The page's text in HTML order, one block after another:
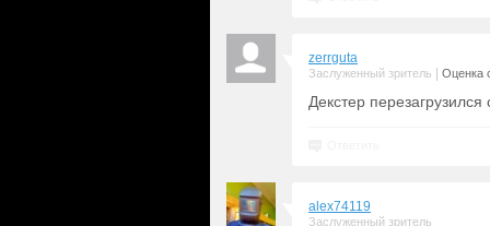
zerrguta
Заслуженный зритель Оценка
Декстер
alex74119
Заслуженный зритель